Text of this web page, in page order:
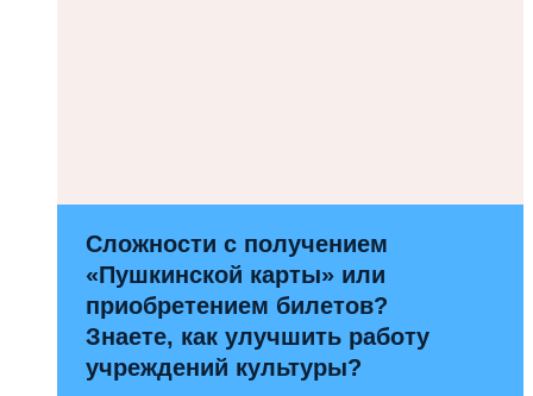
Сложности с получением
«Пушкинской карты» или
приобретением билетов?
Знаете, как улучшить работу
учреждений культуры?